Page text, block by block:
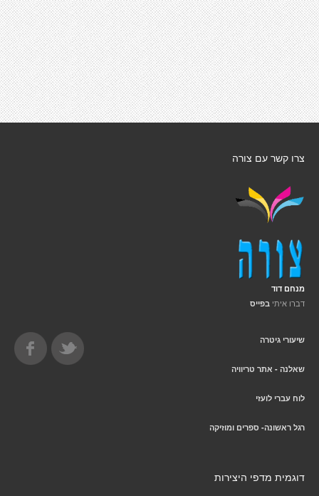
צרו קשר עם צורה
מנחם דוד
דברו איתי בפייס
שיעורי גיטרה
שאלנה - אתר טריוויה
לוח עברי לועזי
רגל ראשונה- ספרים ומוזיקה
דוגמית מדפי היצירות